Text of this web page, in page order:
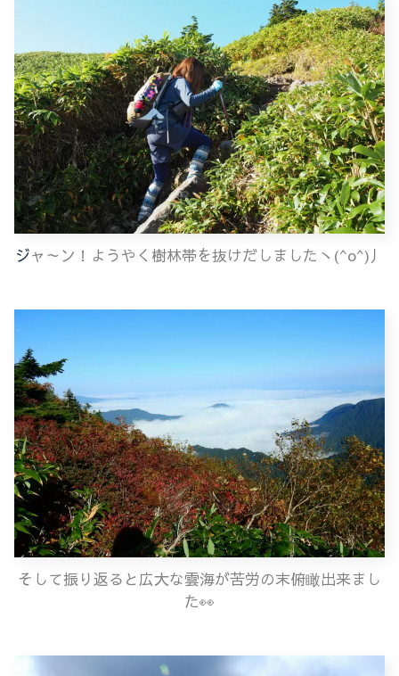
ジャ～ン！ようやく樹林帯を抜けだしましたヽ(^o^)丿
そして振り返ると広大な雲海が苦労の末俯瞰出来まし
た👀